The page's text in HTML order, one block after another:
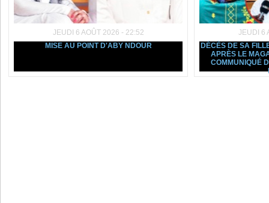
JEUDI 6 AOÛT 2026 - 22:52
MISE AU POINT D'ABY NDOUR
JEUDI 6
DÉCÈS DE SA
APRÈS LE
COMMUNIQUÉ